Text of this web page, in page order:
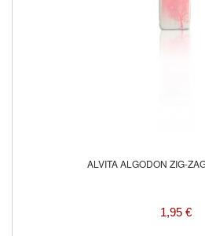
ALVITA ALGODON ZIG-
1,95 €